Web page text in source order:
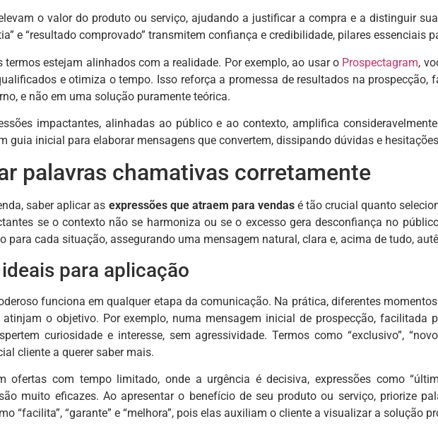
o valor do produto ou serviço, ajudando a justificar a compra e a distinguir
e “resultado comprovado” transmitem confiança e credibilidade, pilares essenciais
termos estejam alinhados com a realidade. Por exemplo, ao usar o Prospectagram,
e otimiza o tempo. Isso reforça a promessa de resultados na prospecção,
e não em uma solução puramente teórica.
impactantes, alinhadas ao público e ao contexto, amplifica
guia inicial para elaborar mensagens que convertem, dissipando dúvidas e
palavras chamativas corretamente
saber aplicar as expressões que atraem para vendasé tão crucial quanto
se o contexto não se harmoniza ou se o excesso gera desconfiança no
para cada situação, assegurando uma mensagem natural, clara e, acima de tudo,
para aplicação
funciona em qualquer etapa da comunicação. Na prática, diferentes
o objetivo. Por exemplo, numa mensagem inicial de prospecção, facilitada
curiosidade e interesse, sem agressividade. Termos como “exclusivo”,
cliente a querer saber mais.
ofertas com tempo limitado, onde a urgência é decisiva, expressões como
muito eficazes. Ao apresentar o benefício de seu produto ou serviço, priorize
“facilita”, “garante” e “melhora”, pois elas auxiliam o cliente a visualizar a solução